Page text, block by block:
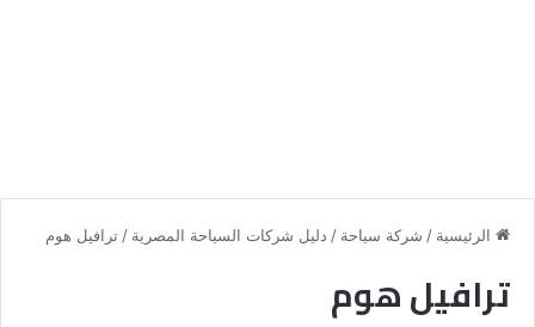
الرئيسية / شركة سياحة / دليل شركات السياحة المصرية / ترافيل هوم
ترافيل هوم